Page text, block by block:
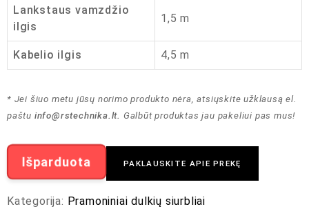
Lankstaus vamzdžio
ilgis
1,5 m
Kabelio ilgis 4,5 m
* Jei šiuo metu jūsų norimo produkto nėra, atsiųskite užklausą el.
paštu info@rstechnika.lt. Galbūt produktas jau pakeliui pas mus!
Išparduota PAKLAUSKITE APIE PREKĘ
Kategorija: Pramoniniai dulkių siurbliai